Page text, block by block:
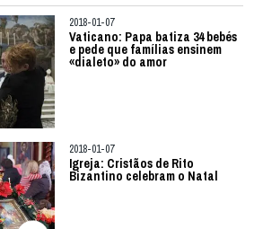
2018-01-07
Vaticano: Papa batiza 34 bebés
e pede que famílias ensinem
«dialeto» do amor
2018-01-07
Igreja: Cristãos de Rito
Bizantino celebram o Natal